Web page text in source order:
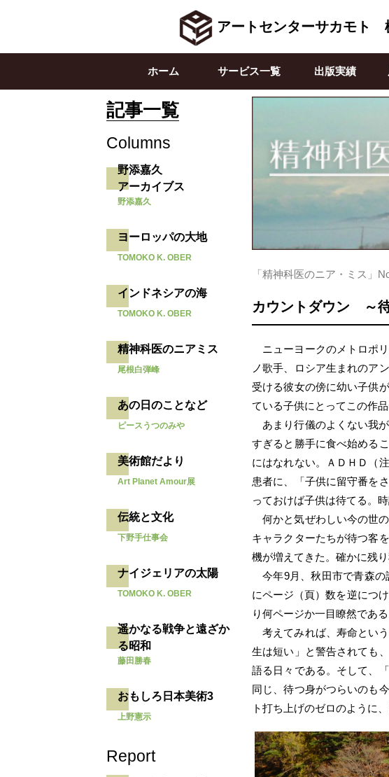
アートセンターサカモト
ホーム サービス一覧 出版実績
記事一覧
Columns
野添嘉久
アーカイブス
野添嘉久
ヨーロッパの大地
TOMOKO K. OBER
インドネシアの海
TOMOKO K. OBER
精神科医のニアミス
尾根白弾峰
あの日のことなど
ピースうつのみや
美術館だより
Art Planet Amour展
伝統と文化
下野手仕事会
ナイジェリアの太陽
TOMOKO K. OBER
遥かなる戦争と遠ざか
る昭和
藤田勝春
おもしろ日本美術3
上野憲示
Report
「精神科医のニア・ミス」
カウントダウン ～
ニューヨークのメトロポ
ノ歌手、ロシア生まれのア
受ける彼女の傍に幼い子供
ている子供にとってこの作品
あまり行儀のよくない我
すぎると勝手に食べ始める
にはなれない。ＡＤＨＤ（
患者に、「子供に留守番を
っておけば子供は待てる。
何かと気ぜわしい今の世
キャラクターたちが待つ客
機が増えてきた。確かに残
今年9月、秋田市で青森
にページ（頁）数を逆につ
り何ページか一目瞭然であ
考えてみれば、寿命とい
生は短い」と警告されても
語る日々である。そして、
同じ、待つ身がつらいのも
ト打ち上げのゼロのように